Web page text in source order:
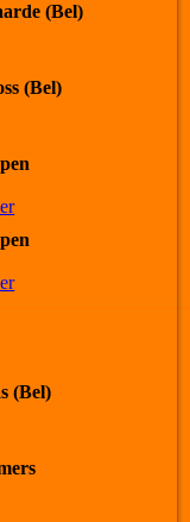
(Bel)
(Bel)
(Bel)